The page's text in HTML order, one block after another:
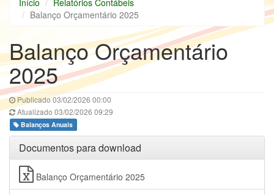
Início
Relatórios Contábeis
Balanço Orçamentário 2025
Balanço Orçamentário
2025
Publicado 03/02/2026 00:00
Atualizado 03/02/2026 09:29
Balanços Anuais
Documentos para download
Balanço Orçamentário 2025